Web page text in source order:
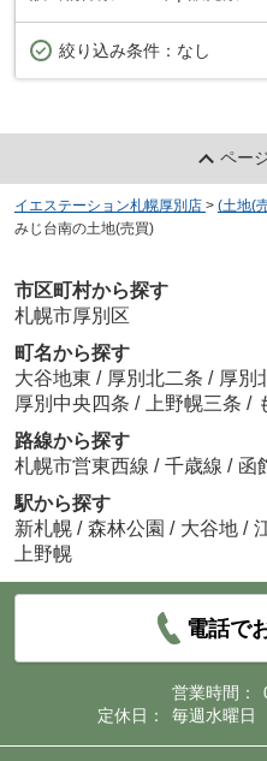
絞り込み条件： なし
ペー
イエステーション札幌厚別店 > (土地(
みじ台南の土地(売買)
市区町村から探す
札幌市厚別区
町名から探す
大谷地東 / 厚別北二条 / 厚別
厚別中央四条 / 上野幌三条 /
路線から探す
札幌市営東西線 / 千歳線 / 函
駅から探す
新札幌 / 森林公園 / 大谷地 /
上野幌
電話で
営業時間：
定休日：
毎週水曜日